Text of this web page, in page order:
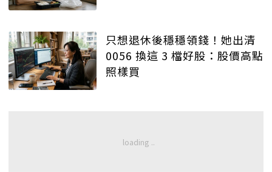
只想退休後穩穩領錢！她出清
0056 換這 3 檔好股：股價高點
照樣買